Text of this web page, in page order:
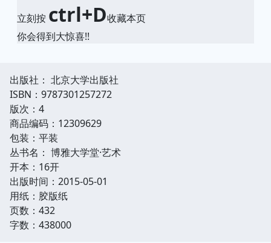
立刻按 ctrl+D收藏本页
你会得到大惊喜!!
出版社： 北京大学出版社
ISBN：9787301257272
版次：4
商品编码：12309629
包装：平装
丛书名： 博雅大学堂·艺术
开本：16开
出版时间：2015-05-01
用纸：胶版纸
页数：432
字数：438000